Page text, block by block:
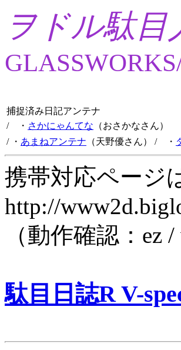
ヲドル駄目
捕捉済み日記アンテナ
/ ・ さかにゃんてな （おさかなさん）
/ ・ あまねアンテナ （天野優さん） / ・
携帯対応ページ
http://
（動作確認：ez
駄目日誌R V-